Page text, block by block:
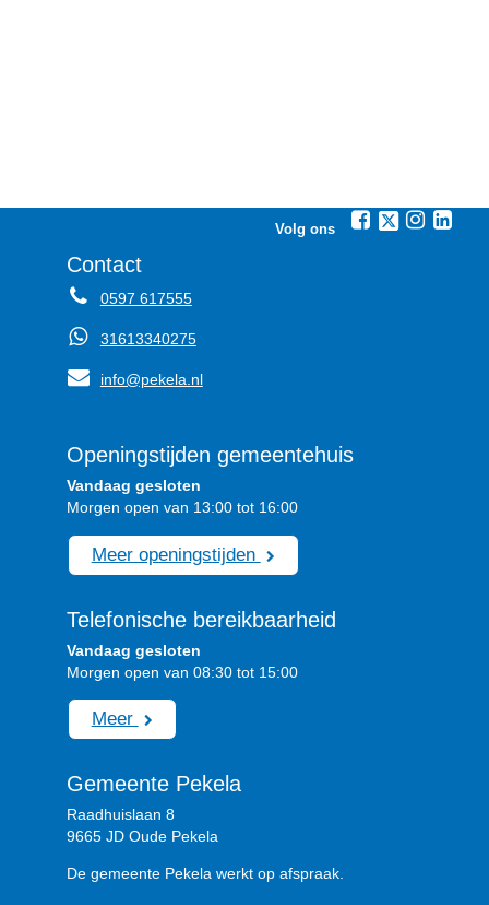
Volg ons
Contact
0597 617555
31613340275
info@pekela.nl
Openingstijden gemeentehuis
Vandaag gesloten
Morgen open van 13:00 tot 16:00
Meer openingstijden
Telefonische bereikbaarheid
Vandaag gesloten
Morgen open van 08:30 tot 15:00
Meer
Gemeente Pekela
Raadhuislaan 8
9665 JD Oude Pekela
De gemeente Pekela werkt op afspraak.